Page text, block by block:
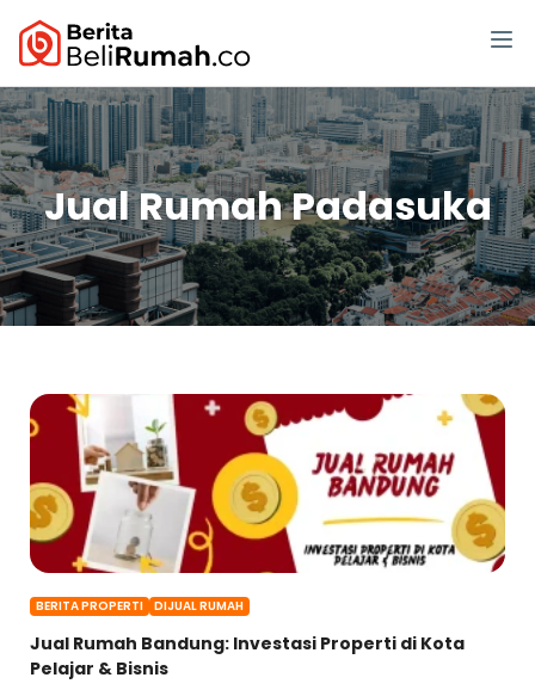
Jual Rumah Padasuka
BERITA PROPERTI DIJUAL RUMAH
Jual Rumah Bandung: Investasi Properti di Kota
Pelajar & Bisnis